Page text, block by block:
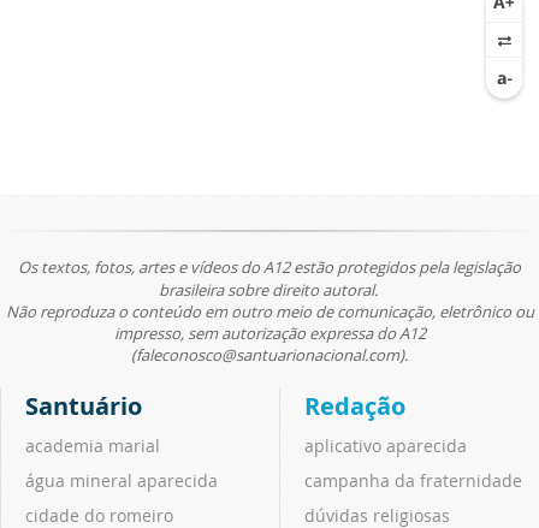
Os textos, fotos, artes e vídeos do A12 estão protegidos pela legislação
brasileira sobre direito autoral.
Não reproduza o conteúdo em outro meio de comunicação, eletrônico ou
impresso, sem autorização expressa do A12
(faleconosco@santuarionacional.com).
Santuário
academia marial
água mineral aparecida
cidade do romeiro
Redação
aplicativo aparecida
campanha da fraternidade
dúvidas religiosas